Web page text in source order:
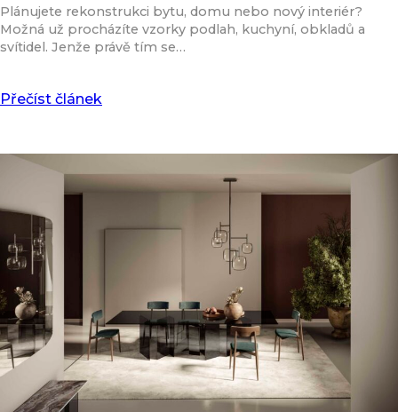
Plánujete rekonstrukci bytu, domu nebo nový interiér?
Možná už procházíte vzorky podlah, kuchyní, obkladů a
svítidel. Jenže právě tím se…
Přečíst článek